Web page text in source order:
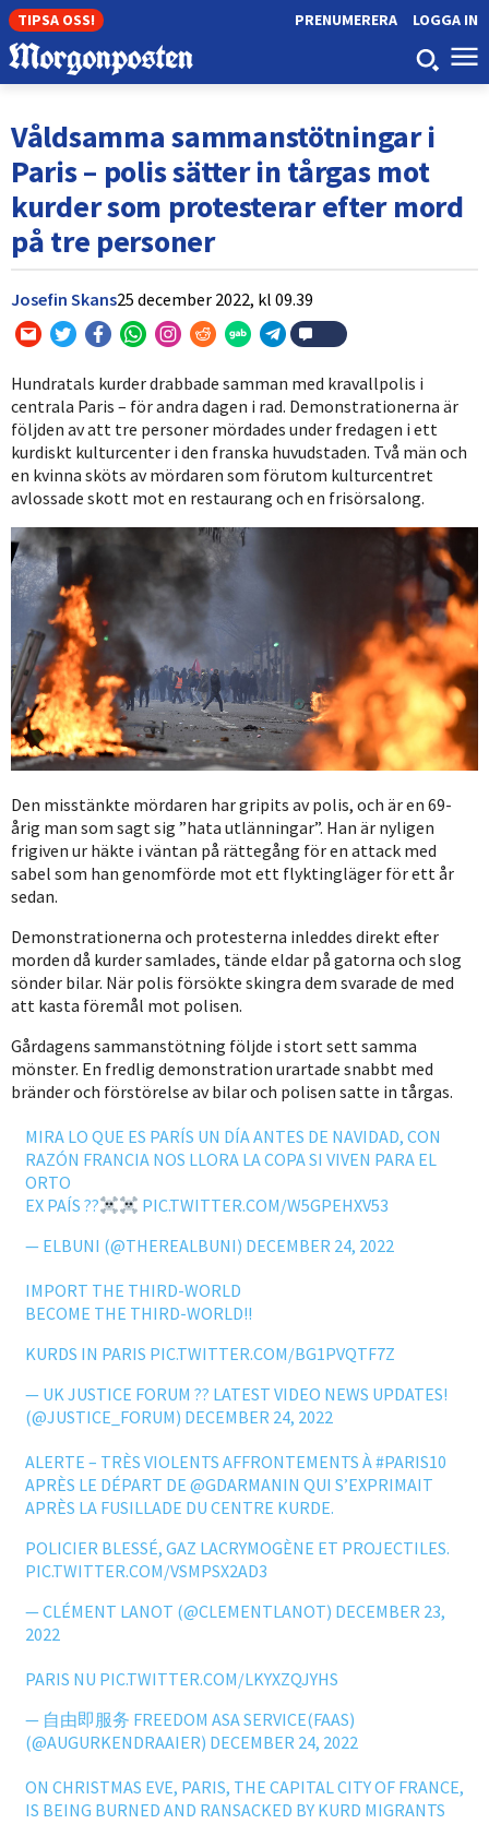
TIPSA OSS! LOGGA IN
PRENUMERERA
Våldsamma sammanstötningar i
Paris – polis sätter in tårgas mot
kurder som protesterar efter mord
på tre personer
Josefin Skans25 december 2022, kl 09.39
Hundratals kurder drabbade samman med kravallpolis i
centrala Paris – för andra dagen i rad. Demonstrationerna är
följden av att tre personer mördades under fredagen i ett
kurdiskt kulturcenter i den franska huvudstaden. Två män och
en kvinna sköts av mördaren som förutom kulturcentret
avlossade skott mot en restaurang och en frisörsalong.
Den misstänkte mördaren har gripits av polis, och är en 69-
årig man som sagt sig ”hata utlänningar”. Han är nyligen
frigiven ur häkte i väntan på rättegång för en attack med
sabel som han genomförde mot ett flyktingläger för ett år
sedan.
Demonstrationerna och protesterna inleddes direkt efter
morden då kurder samlades, tände eldar på gatorna och slog
sönder bilar. När polis försökte skingra dem svarade de med
att kasta föremål mot polisen.
Gårdagens sammanstötning följde i stort sett samma
mönster. En fredlig demonstration urartade snabbt med
bränder och förstörelse av bilar och polisen satte in tårgas.
MIRA LO QUE ES PARÍS UN DÍA ANTES DE NAVIDAD, CON
RAZÓN FRANCIA NOS LLORA LA COPA SI VIVEN PARA EL
ORTO
EX PAÍS ??
PIC.TWITTER.COM/W5GPEHXV53
— ELBUNI (@THEREALBUNI) DECEMBER 24, 2022
IMPORT THE THIRD-WORLD
BECOME THE THIRD-WORLD!!
KURDS IN PARIS PIC.TWITTER.COM/BG1PVQTF7Z
— UK JUSTICE FORUM ?? LATEST VIDEO NEWS UPDATES!
(@JUSTICE_FORUM) DECEMBER 24, 2022
ALERTE – TRÈS VIOLENTS AFFRONTEMENTS À#PARIS10
APRÈS LE DÉPART DE @GDARMANIN QUI S’EXPRIMAIT
APRÈS LA FUSILLADE DU CENTRE KURDE.
POLICIER BLESSÉ, GAZ LACRYMOGÈNE ET PROJECTILES.
PIC.TWITTER.COM/VSMPSX2AD3
— CLÉMENT LANOT (@CLEMENTLANOT) DECEMBER 23,
2022
PARIS NU PIC.TWITTER.COM/LKYXZQJYHS
— 自由即服务 FREEDOM ASA SERVICE(FAAS)
(@AUGURKENDRAAIER) DECEMBER 24, 2022
ON CHRISTMAS EVE, PARIS, THE CAPITAL CITY OF FRANCE,
IS BEING BURNED AND RANSACKED BY KURD MIGRANTS